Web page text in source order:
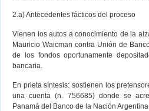
2.a) Antecedentes fácticos del proceso
Vienen los autos a conocimiento de la
Mauricio Waicman contra Unión de
de los fondos oportunamente
bancaria.
En prieta síntesis: sostienen los
una cuenta (n. 756685) donde se
Panamá del Banco de la Nación